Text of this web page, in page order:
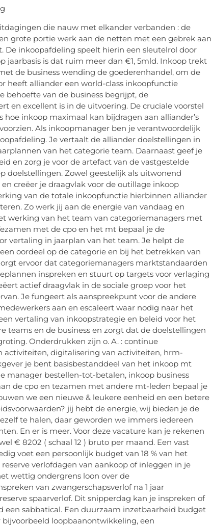
die nauw met elkander verbanden : de
grote portie werk aan de netten met een gebrek aan
De inkoopafdeling speelt hierin een sleutelrol door
jaarbasis is dat ruim meer dan €1, 5mld. Inkoop trekt
de business wending de goederenhandel, om de
heeft alliander een world-class inkoopfunctie
van de business begrijpt, de
en excellent is in de uitvoering. De cruciale voorstel
inkoop maximaal kan bijdragen aan alliander’s
Als inkoopmanager ben je verantwoordelijk
Je vertaalt de alliander doelstellingen in
van het categorie team. Daarnaast geef je
en zorg je voor de artefact van de vastgestelde
doelstellingen. Zowel geestelijk als uitwonend
creëer je draagvlak voor de outillage inkoop
van de totale inkoopfunctie hierbinnen alliander
Zo werk jij aan de energie van vandaag en
werking van het team van categoriemanagers met
met de cpo en het mt bepaal je de
vertaling in jaarplan van het team. Je helpt de
oordeel op de categorie en bij het betrekken van
ervoor dat categoriemanagers marktstandaarden
inspreken en stuurt op targets voor verlaging
actief draagvlak in de sociale groep voor het
Je fungeert als aanspreekpunt voor de andere
aan en escaleert waar nodig naar het
vertaling van inkoopstrategie en beleid voor het
teams en de business en zorgt dat de doelstellingen
Onderdrukken zijn o. A. : continue
activiteiten, digitalisering van activiteiten, hrm-
je bent basisbestanddeel van het inkoop mt
manager bestellen-tot-betalen, inkoop business
de cpo en tezamen met andere mt-leden bepaal je
we een nieuwe & leukere eenheid en een betere
jij hebt de energie, wij bieden je de
te halen, daar geworden we immers iedereen
En er is meer. Voor deze vacature kan je rekenen
€ 8202 ( schaal 12 ) bruto per maand. Een vast
voet een persoonlijk budget van 18 % van het
verlofdagen van aankoop of inleggen in je
wettig ondergrens loon over de
van zwangerschapsverlof na 1 jaar
spaarverlof. Dit snipperdag kan je inspreken of
een sabbatical. Een duurzaam inzetbaarheid budget
loopbaanontwikkeling, een